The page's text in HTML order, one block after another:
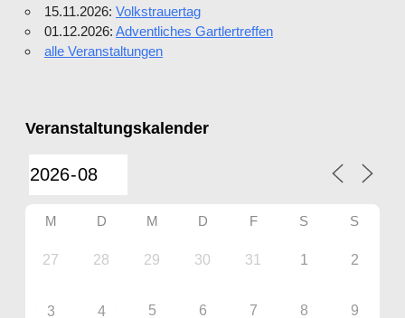
15.11.2026:Volkstrauertag
01.12.2026:Adventliches Gartlertreffen
alle Veranstaltungen
Veranstaltungskalender
M D M D F S S
27 28 29 30 31 1 2
3 4 5 6 7 8 9